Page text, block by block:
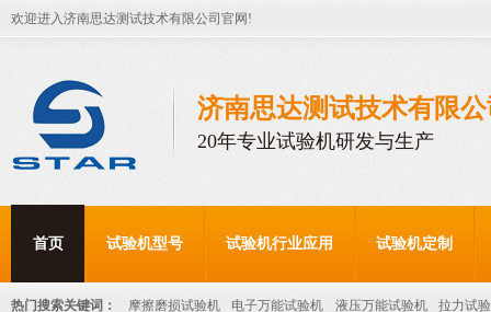
欢迎进入济南思达测试技术有限公司官网!
济南思达测试技术有限
20年专业试验机研发与生产
首页 试验机型号 试验机行业应用 试验机定制
热门搜索关键词： 摩擦磨损试验机 电子万能试验机 液压万能试验机 拉力试